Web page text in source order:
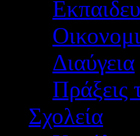
Διαύγεια
Πράξεις
Σχολεία